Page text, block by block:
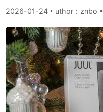
2026-01-24 • uthor：znbo •